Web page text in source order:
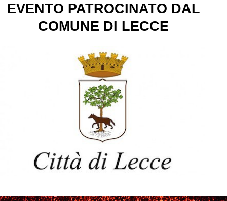
EVENTO PATROCINATO DAL
COMUNE DI LECCE